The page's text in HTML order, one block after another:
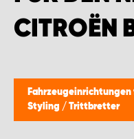
CITROËN
Styling / Trittbretter